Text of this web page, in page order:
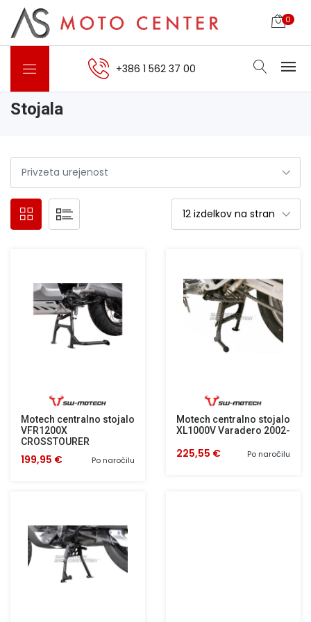
0
+386 1 562 37 00
Stojala
Motech centralno stojalo
VFR1200X
CROSSTOURER
Po naročilu
199,95 €
Motech centralno stojalo
XL1000V Varadero 2002-
Po naročilu
225,55 €